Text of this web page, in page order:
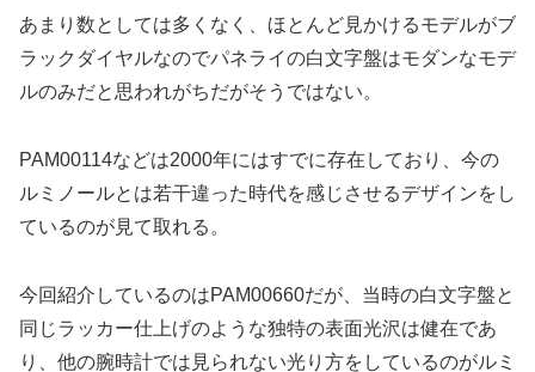
あまり数としては多くなく、ほとんど見かけるモデルがブ
ラックダイヤルなのでパネライの白文字盤はモダンなモデ
ルのみだと思われがちだがそうではない。
PAM00114などは2000年にはすでに存在しており、今の
ルミノールとは若干違った時代を感じさせるデザインをし
ているのが見て取れる。
今回紹介しているのはPAM00660だが、当時の白文字盤と
同じラッカー仕上げのような独特の表面光沢は健在であ
り、他の腕時計では見られない光り方をしているのがルミ